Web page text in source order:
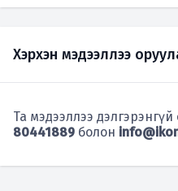
Хэрхэн мэдээллээ
Та мэдээллээ
80441889 болон